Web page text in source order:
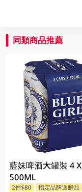
同類商品推薦
藍妹啤酒大罐裝 4 X
500ML
2件$80
指定品牌送贈品